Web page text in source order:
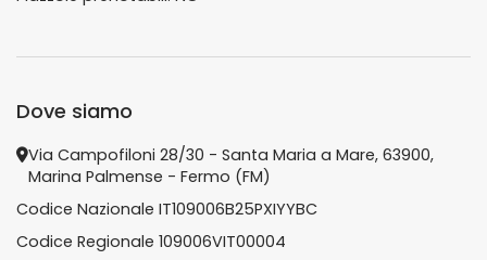
Dove siamo
Via Campofiloni 28/30 - Santa Maria a Mare, 63900,
Marina Palmense - Fermo (FM)
Codice Nazionale IT109006B25PXIYYBC
Codice Regionale 109006VIT00004